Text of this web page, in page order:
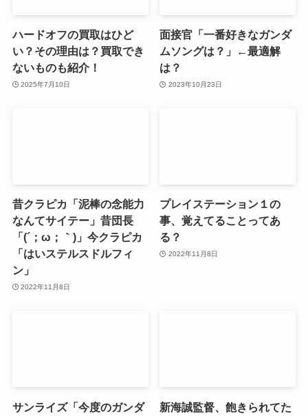
ハードオフの買取はひど
い？その理由は？買取でき
ないものも紹介！
2025年7月10日
面接官「一番好きなガンダ
ムソングは？」←最適解
は？
2023年10月23日
昔クラピカ「泥棒の念能力
なんてサイテー」昔団長
「(´；ω；｀)」今クラピカ
「はいステルスドルフィ
ン」
2022年11月8日
プレイステーション１の
事、覚えてることってあ
る？
2022年11月8日
サンライズ「今度のガンダ
新海誠監督、飽きられてた